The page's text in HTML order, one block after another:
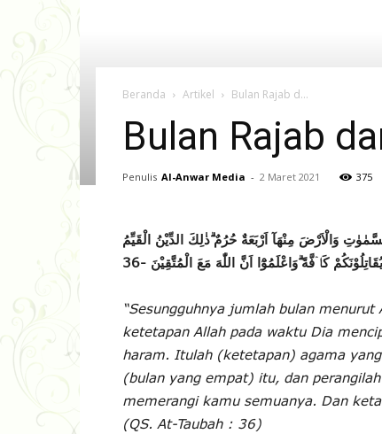
Beranda Artikel Bulan Rajab d...
Bulan Rajab
Penulis Al-Anwar Media - 2 Maret 2021 375
وَالْاَرْضَ مِنْهَآ اَرْبَعَةٌ حُرُمٌ ۗذٰلِكَ الدِّيْنُ الْقَيِّمُ
كَاۤفَّةً ۗوَاعْلَمُوْٓا اَنَّ اللّٰهَ مَعَ الْمُتَّقِيْنَ -36
“Sesungguhnya jumlah bulan
ketetapan Allah pada waktu Dia
haram. Itulah (ketetapan) agama
(bulan yang empat) itu, dan
memerangi kamu semuanya. Dan
(QS. At-Taubah : 36)